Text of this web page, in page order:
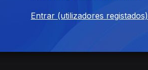
Entrar (utilizadores registados)